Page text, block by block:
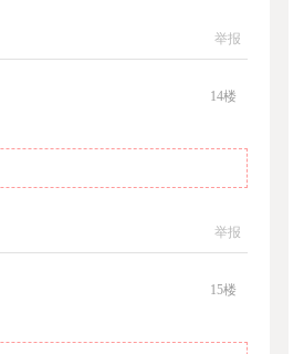
举报
14楼
举报
15楼